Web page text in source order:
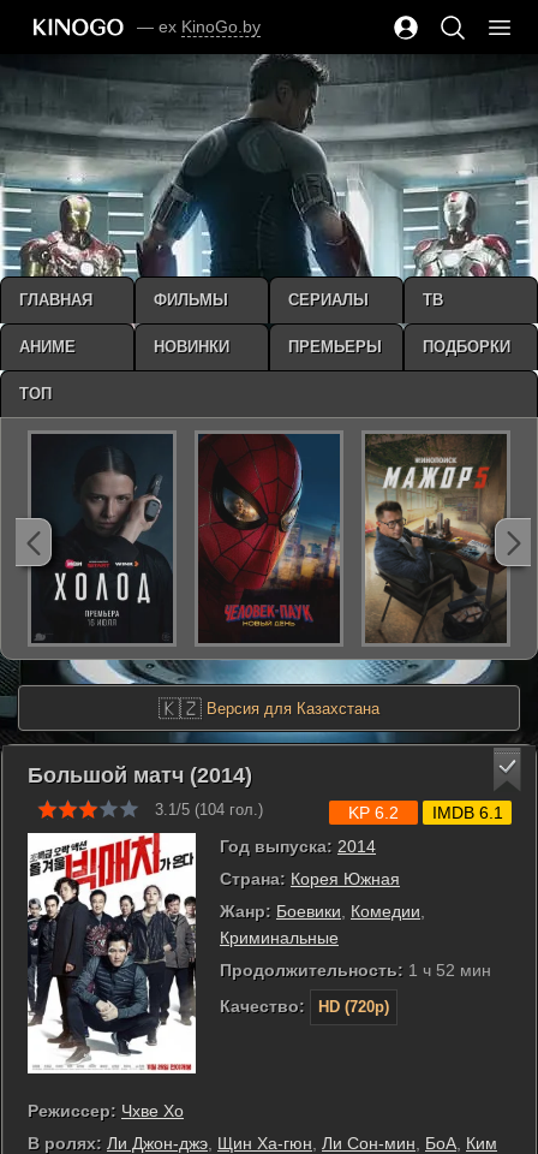
— ex KinoGo.by
🇰🇿 Версия для Казахстана
Большой матч (2014)
3.1/5 (104 гол.)
Год выпуска: 2014
Страна: Корея Южная
Жанр: Боевики Комедии
Криминальные
Продолжительность: 1 ч 52 мин
Качество:
HD (720p)
KP 6.2 IMDB 6.1
Режиссер: Чхве Хо
В ролях: Ли Джон-джэ Щин Ха-гюн Ли Сон-мин БоА Ким
ГЛАВНАЯ ФИЛЬМЫ СЕРИАЛЫ ТВ
АНИМЕ НОВИНКИ ПРЕМЬЕРЫ ПОДБОРКИ
ТОП